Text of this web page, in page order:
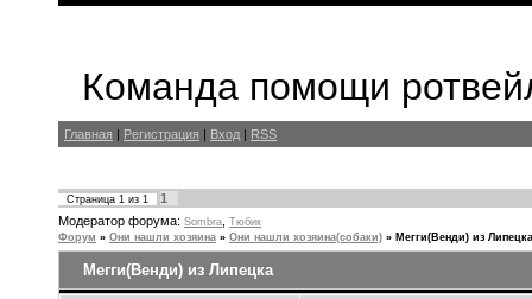
Команда помощи
Главная | Регистрация | Вход | RSS
Страница 1 из 1
1
Модератор форума: Sombra Тюбик
Форум » Они нашли хозяина » Они нашли хозяина(собаки) » Мегги(Венди) из Липецка
Мегги(Венди) из Липецка